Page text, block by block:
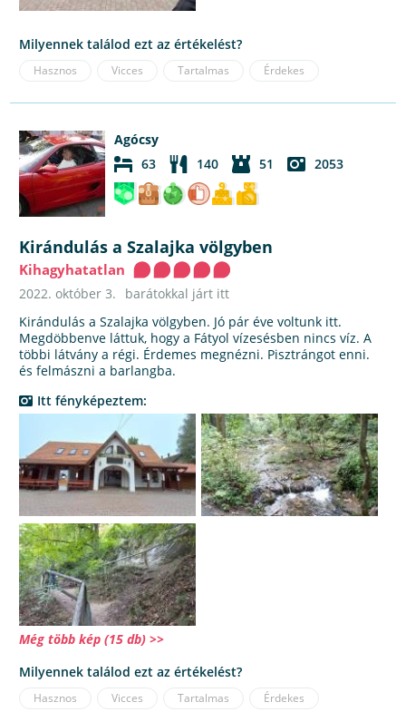
Milyennek találod ezt az értékelést?
Hasznos Vicces Tartalmas Érdekes
Agócsy
63
140 51 2053
Kirándulás a Szalajka völgyben
Kihagyhatatlan
2022. október 3.
barátokkal járt itt
Kirándulás a Szalajka völgyben. Jó pár éve voltunk itt.
Megdöbbenve láttuk, hogy a Fátyol vízesésben nincs víz. A
többi látvány a régi. Érdemes megnézni. Pisztrángot enni.
és felmászni a barlangba.
Itt fényképeztem:
Még több kép (15 db) >>
Milyennek találod ezt az értékelést?
Hasznos Vicces Tartalmas Érdekes